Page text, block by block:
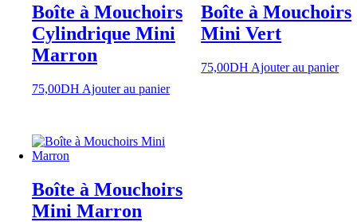
Boîte à Mouchoirs
Cylindrique Mini
Marron
75,00DH Ajouter au panier
Boîte à Mouchoirs
Mini Vert
75,00DH Ajouter au panier
Boîte à Mouchoirs
Mini Marron